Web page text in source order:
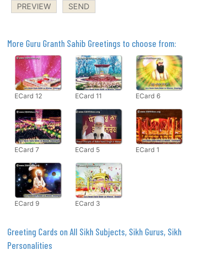
More Guru Granth Sahib Greetings to choose from:
ECard 12 ECard 11 ECard 6
ECard 7 ECard 5 ECard 1
ECard 9 ECard 3
Greeting Cards on All Sikh Subjects, Sikh Gurus, Sikh
Personalities